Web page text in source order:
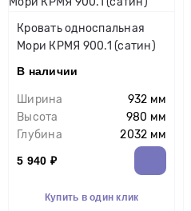
Кровать односпальная
Мори КРМЯ 900.1 (сатин)
В наличии
Ширина
932 мм
Высота
980 мм
Глубина
2032 мм
5 940 ₽
Купить в один клик